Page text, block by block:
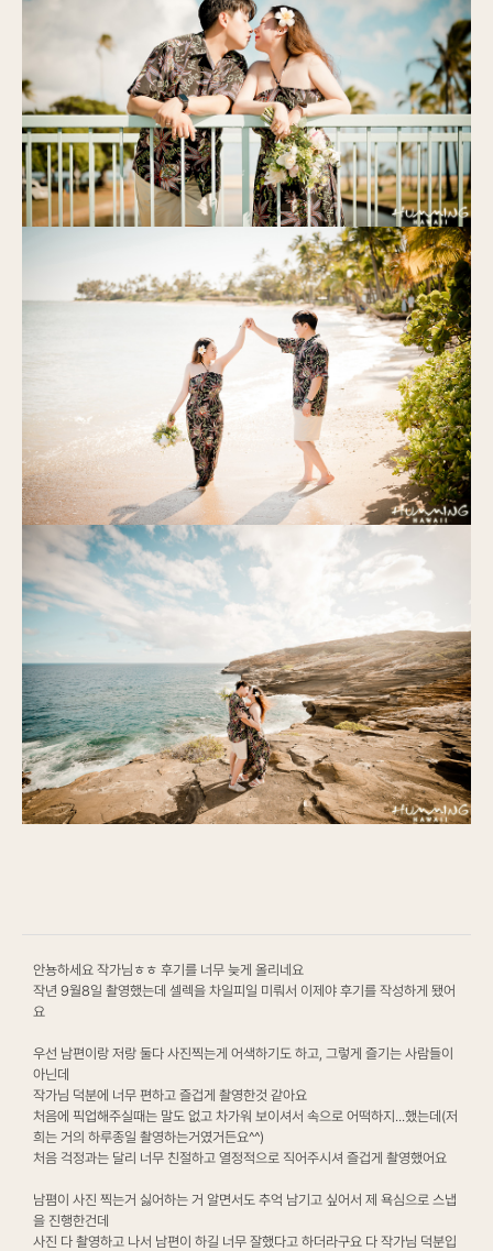
안뇽하세요 작가님ㅎㅎ 후기를 너무 늦게 올리네요
작년 9월8일 촬영했는데 셀렉을 차일피일 미뤄서 이제야 후기를 작성하게 됐어
요
우선 남편이랑 저랑 둘다 사진찍는게 어색하기도 하고, 그렇게 즐기는 사람들이
아닌데
작가님 덕분에 너무 편하고 즐겁게 촬영한것 같아요
처음에 픽업해주실때는 말도 없고 차가워 보이셔서 속으로 어떡하지...했는데(저
희는 거의 하루종일 촬영하는거였거든요^^)
처음 걱정과는 달리 너무 친절하고 열정적으로 직어주시셔 즐겁게 촬영했어요
남폄이 사진 찍는거 싫어하는 거 알면서도 추억 남기고 싶어서 제 욕심으로 스냅
을 진행한건데
사진 다 촬영하고 나서 남편이 하길 너무 잘했다고 하더라구요 다 작가님 덕분입